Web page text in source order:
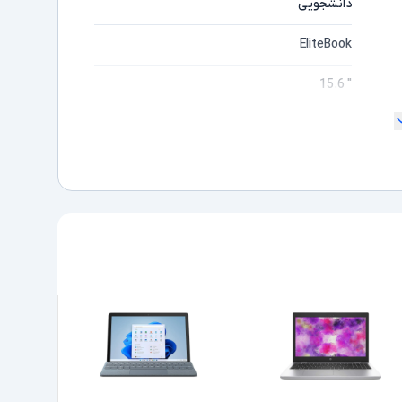
دانشجویی
EliteBook
" 15.6
8GB
256GB